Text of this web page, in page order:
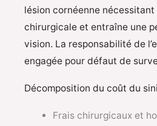
lésion cornéenne
chirurgicale et entraîne une
vision. La responsabilité de
engagée pour défaut de
Décomposition du coût du
Frais chirurgicaux et